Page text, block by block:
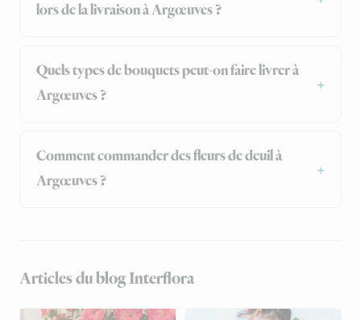
lors de la livraison à Argœuves ?
Quels types de bouquets peut-on faire livrer à
Argœuves ?
Comment commander des fleurs de deuil à
Argœuves ?
Articles du blog Interflora